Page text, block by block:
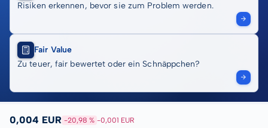
Risiken erkennen, bevor sie zum Problem werden.
Fair Value
Zu teuer, fair bewertet oder ein Schnäppchen?
0,004 EUR -20,98 % -0,001 EUR